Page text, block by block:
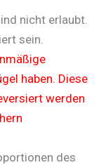
nicht erlaubt.
sein.
haben. Diese
werden
des